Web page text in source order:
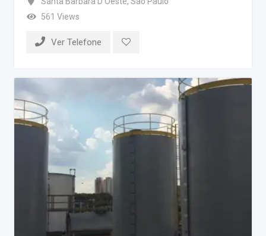
561 Views
Ver Telefone